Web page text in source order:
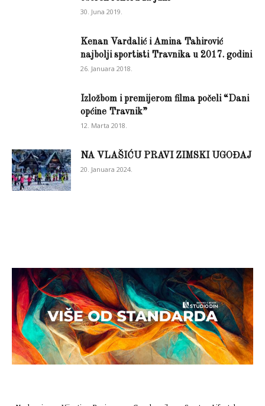
30. Juna 2019.
Kenan Vardalić i Amina Tahirović
najbolji sportisti Travnika u 2017. godini
26. Januara 2018.
Izložbom i premijerom filma počeli “Dani
općine Travnik”
12. Marta 2018.
NA VLAŠIĆU PRAVI ZIMSKI UGOĐAJ
20. Januara 2024.